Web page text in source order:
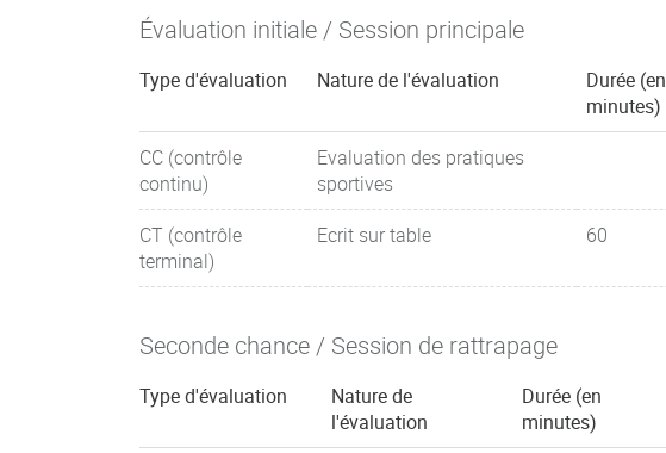
Évaluation initiale / Session principale
Type d'évaluation Nature de l'évaluation
Durée (en
minutes)
CC (contrôle
continu)
Evaluation des pratiques
sportives
CT (contrôle
terminal)
Ecrit sur table 60
Seconde chance / Session de rattrapage
Type d'évaluation
Nature de
l'évaluation
Durée (en
minutes)